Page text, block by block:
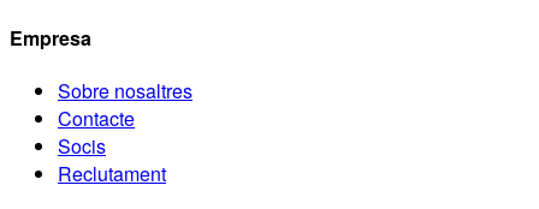
Empresa
Sobre nosaltres
Contacte
Socis
Reclutament